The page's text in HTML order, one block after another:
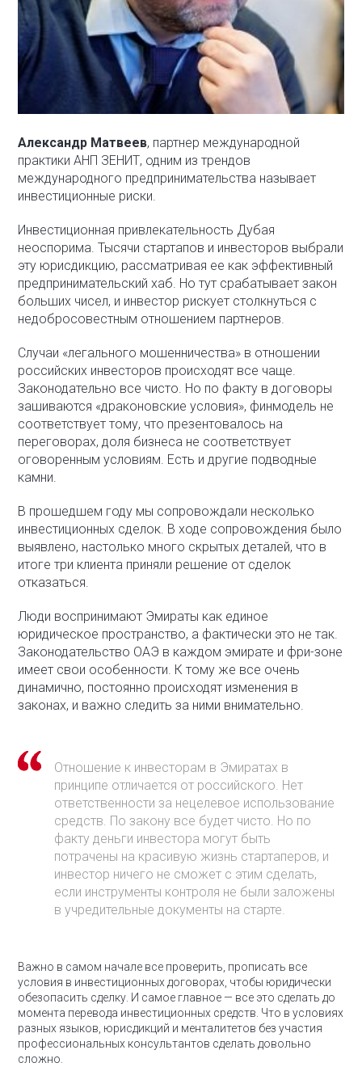
Александр Матвеев, партнер международной
практики АНП ЗЕНИТ, одним из трендов
международного предпринимательства называет
инвестиционные риски.
Инвестиционная привлекательность Дубая
неоспорима. Тысячи стартапов и инвесторов выбрали
эту юрисдикцию, рассматривая ее как эффективный
предпринимательский хаб. Но тут срабатывает закон
больших чисел, и инвестор рискует столкнуться с
недобросовестным отношением партнеров.
Случаи «легального мошенничества» в отношении
российских инвесторов происходят все чаще.
Законодательно все чисто. Но по факту в договоры
зашиваются «драконовские условия», финмодель не
соответствует тому, что презентовалось на
переговорах, доля бизнеса не соответствует
оговоренным условиям. Есть и другие подводные
камни.
В прошедшем году мы сопровождали несколько
инвестиционных сделок. В ходе сопровождения было
выявлено, настолько много скрытых деталей, что в
итоге три клиента приняли решение от сделок
отказаться.
Люди воспринимают Эмираты как единое
юридическое пространство, а фактически это не так.
Законодательство ОАЭ в каждом эмирате и фри-зоне
имеет свои особенности. К тому же все очень
динамично, постоянно происходят изменения в
законах, и важно следить за ними внимательно.
Отношение к инвесторам в Эмиратах в
принципе отличается от российского. Нет
ответственности за нецелевое использование
средств. По закону все будет чисто. Но по
факту деньги инвестора могут быть
потрачены на красивую жизнь стартаперов, и
инвестор ничего не сможет с этим сделать,
если инструменты контроля не были заложены
в учредительные документы на старте.
Важно в самом начале все проверить, прописать все
условия в инвестиционных договорах, чтобы юридически
обезопасить сделку. И самое главное — все это сделать до
момента перевода инвестиционных средств. Что в условиях
разных языков, юрисдикций и менталитетов без участия
профессиональных консультантов сделать довольно
сложно.